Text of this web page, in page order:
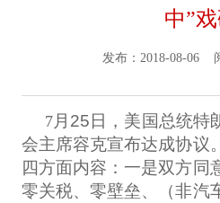
中”
发布：2018-08-06
7 月25日，美国总统特
会主席容克宣布达成协议
四方面内容：一是双方同
零关税、零壁垒、（非汽